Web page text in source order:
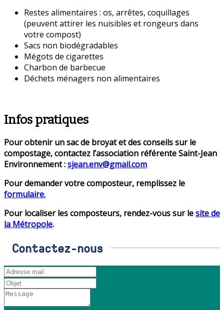
Restes alimentaires : os, arrêtes, coquillages
(peuvent attirer les nuisibles et rongeurs dans
votre compost)
Sacs non biodégradables
Mégots de cigarettes
Charbon de barbecue
Déchets ménagers non alimentaires
Infos pratiques
Pour obtenir un sac de broyat et des conseils sur le
compostage, contactez l’association référente Saint-Jean
Environnement :sjean.env@gmail.com
Pour demander votre composteur, remplissez le
formulaire.
Pour localiser les composteurs, rendez-vous sur lesite de
la Métropole.
Contactez-nous